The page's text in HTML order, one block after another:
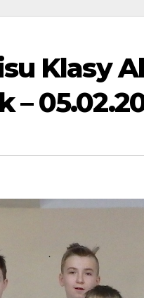
Klasy
–